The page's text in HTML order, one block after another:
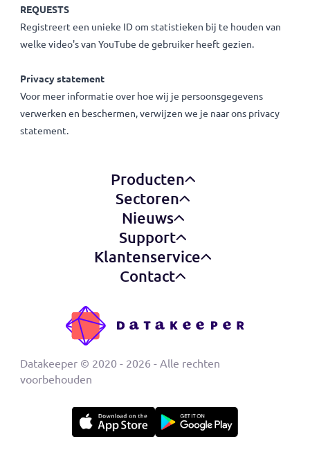
Dit cookie wordt gebruikt om je keuze vast te leggen of je
het wel of niet op prijs stelt om niet noodzakelijke cookies
te slaan. Dit cookie wordt zes maanden bewaard.
De PHPSESSID cookie komt van PHP en zorgt ervoor dat de
website geserialiseerde status data kan opslaan. Het wordt
gebruikt om een bezoeker sessie in stand te brengen en om
verwijderd worden wanneer de bezoeker de pagina sluit.
Deze cookie wordt met name voor beveiligingsredenen
Registreert een unieke ID om statistieken bij te houden
welke video's van YouTube de gebruiker heeft gezien.
Registreert een unieke ID om statistieken bij te houden
welke video's van YouTube de gebruiker heeft gezien.
Privacy statement
verwerken en beschermen, verwijzen we je naar ons
statement.